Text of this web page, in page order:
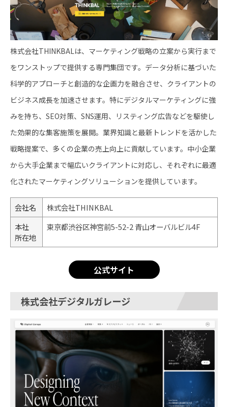
株式会社THINKBALは、マーケティング戦略の立案から実行まで
をワンストップで提供する専門集団です。データ分析に基づいた
科学的アプローチと創造的な企画力を融合させ、クライアントの
ビジネス成長を加速させます。特にデジタルマーケティングに強
みを持ち、SEO対策、SNS運用、リスティング広告などを駆使し
た効果的な集客施策を展開。業界知識と最新トレンドを活かした
戦略提案で、多くの企業の売上向上に貢献しています。中小企業
から大手企業まで幅広いクライアントに対応し、それぞれに最適
化されたマーケティングソリューションを提供しています。
会社名
株式会社THINKBAL
本社
所在地
東京都渋谷区神宮前5-52-2 青山オーバルビル4F
公式サイト
株式会社デジタルガレージ